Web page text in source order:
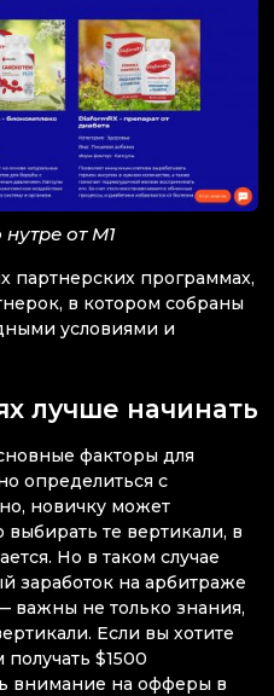
от M1
партнерских программах,
в котором собраны
условиями и
лучше начинать
факторы для
определиться с
новичку может
выбирать те вертикали, в
Но в таком случае
заработок на арбитраже
важны не только знания,
Если вы хотите
$1500
внимание на офферы в